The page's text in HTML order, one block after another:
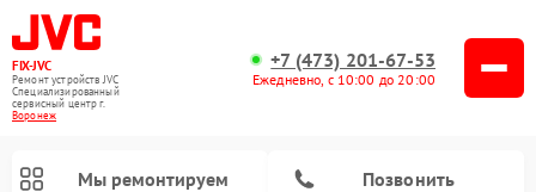
FIX-JVC
Ремонт устройств JVC
Специализированный
cервисный центр г.
Воронеж
+7 (473) 201-67-53
Ежедневно, с 10:00 до 20:00
Мы ремонтируем Позвонить